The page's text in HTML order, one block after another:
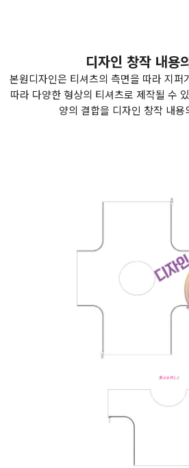
디자인 창작 내용
본원디자인은 티셔츠의 측면을 따라 지퍼
따라 다양한 형상의 티셔츠로 제작될 수
양의 결합을 디자인 창작 내용